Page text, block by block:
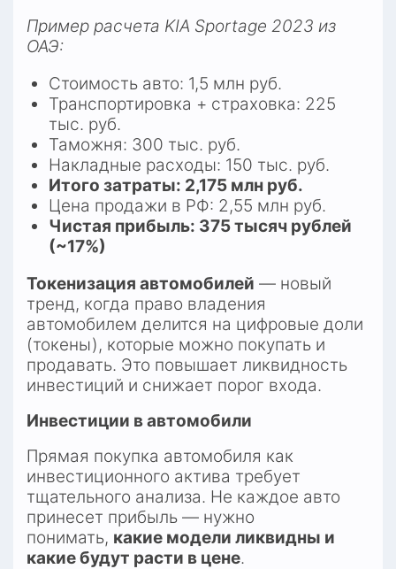
Пример расчета KIA Sportage 2023 из
ОАЭ:
Стоимость авто: 1,5 млн руб.
Транспортировка + страховка: 225
тыс. руб.
Таможня: 300 тыс. руб.
Накладные расходы: 150 тыс. руб.
Итого затраты: 2,175 млн руб.
Цена продажи в РФ: 2,55 млн руб.
Чистая прибыль: 375 тысяч рублей
(~17%)
Токенизация автомобилей — новый
тренд, когда право владения
автомобилем делится на цифровые доли
(токены), которые можно покупать и
продавать. Это повышает ликвидность
инвестиций и снижает порог входа.
Инвестиции в автомобили
Прямая покупка автомобиля как
инвестиционного актива требует
тщательного анализа. Не каждое авто
принесет прибыль — нужно
понимать, какие модели ликвидны и
какие будут расти в цене.